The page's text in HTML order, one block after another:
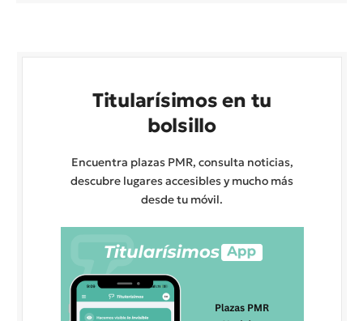
Titularísimos en tu
bolsillo
Encuentra plazas PMR, consulta noticias,
descubre lugares accesibles y mucho más
desde tu móvil.